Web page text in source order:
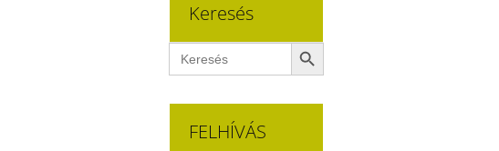
Keresés
Search
for:
Search Button
FELHÍVÁS